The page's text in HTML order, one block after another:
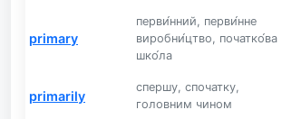
primary
перви́нний, перви́нне
виробни́цтво, початко́ва
шко́ла
primarily
спершу, спочатку,
головним чином